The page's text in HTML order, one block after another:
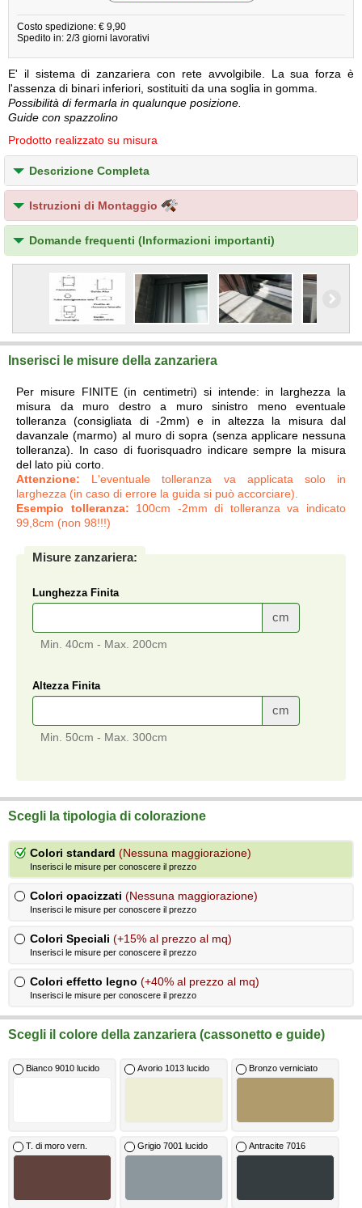
Costo spedizione: € 9,90
Spedito in: 2/3 giorni lavorativi
E' il sistema di zanzariera con rete avvolgibile. La sua forza è
l'assenza di binari inferiori, sostituiti da una soglia in gomma.
Possibilità di fermarla in qualunque posizione.
Guide con spazzolino
Prodotto realizzato su misura
Descrizione Completa
Istruzioni di Montaggio
Domande frequenti (Informazioni importanti)
Inserisci le misure della zanzariera
Per misure FINITE (in centimetri) si intende: in larghezza la
misura da muro destro a muro sinistro meno eventuale
tolleranza (consigliata di -2mm) e in altezza la misura dal
davanzale (marmo) al muro di sopra (senza applicare nessuna
tolleranza). In caso di fuorisquadro indicare sempre la misura
del lato più corto.
Attenzione: L'eventuale tolleranza va applicata solo in
larghezza (in caso di errore la guida si può accorciare).
Esempio tolleranza: 100cm -2mm di tolleranza va indicato
99,8cm (non 98!!!)
Misure zanzariera:
Lunghezza Finita
cm
Min. 40cm - Max. 200cm
Altezza Finita
cm
Min. 50cm - Max. 300cm
Scegli la tipologia di colorazione
Colori standard (Nessuna maggiorazione)
Inserisci le misure per conoscere il prezzo
Colori opacizzati (Nessuna maggiorazione)
Inserisci le misure per conoscere il prezzo
Colori Speciali (+15% al prezzo al mq)
Inserisci le misure per conoscere il prezzo
Colori effetto legno (+40% al prezzo al mq)
Inserisci le misure per conoscere il prezzo
Scegli il colore della zanzariera (cassonetto e guide)
Bianco 9010 lucido Avorio 1013 lucido Bronzo verniciato
T. di moro vern. Grigio 7001 lucido Antracite 7016